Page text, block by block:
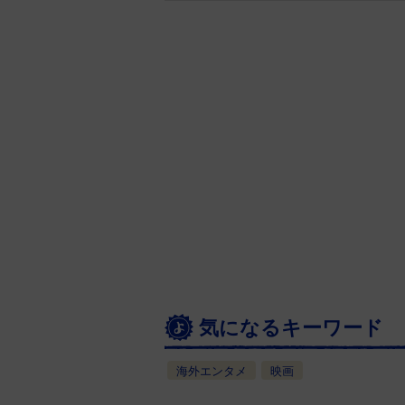
気になるキーワード
海外エンタメ 映画